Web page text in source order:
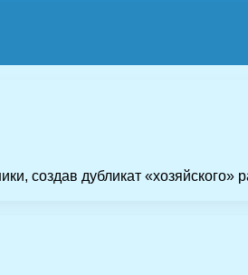
создав дубликат «хозяйского»